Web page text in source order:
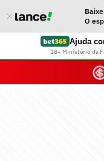
O
Ajuda
18+ Ministério da